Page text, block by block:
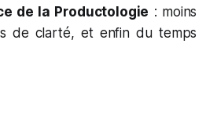
de la Productologie : moins
de clarté, et enfin du temps